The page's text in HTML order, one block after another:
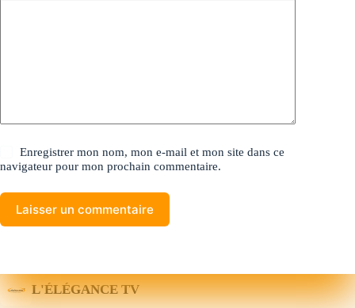
Enregistrer mon nom, mon e-mail et mon site dans ce
navigateur pour mon prochain commentaire.
Laisser un commentaire
L'ÉLÉGANCE TV